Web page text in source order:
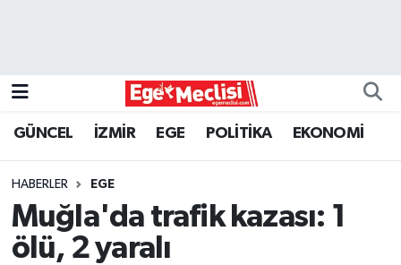
GÜNCEL İZMİR EGE POLİTİKA EKONOMİ
HABERLER EGE
Muğla'da trafik kazası: 1
ölü, 2 yaralı
GÜNCEL
İZMİR
ÖZEL HABER